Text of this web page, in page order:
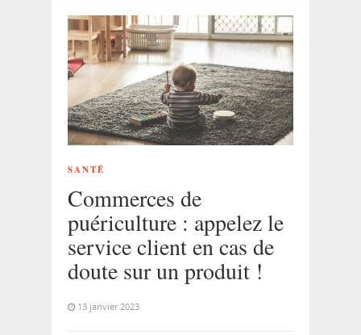
SANTÉ
Commerces de
puériculture : appelez le
service client en cas de
doute sur un produit !
13 janvier 2023